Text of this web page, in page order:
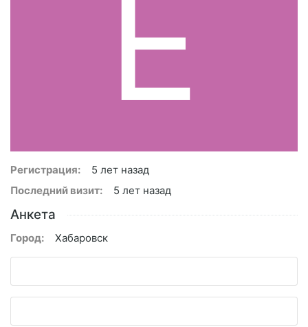
E
Регистрация:
5 лет назад
Последний визит:
5 лет назад
Анкета
Город: Хабаровск